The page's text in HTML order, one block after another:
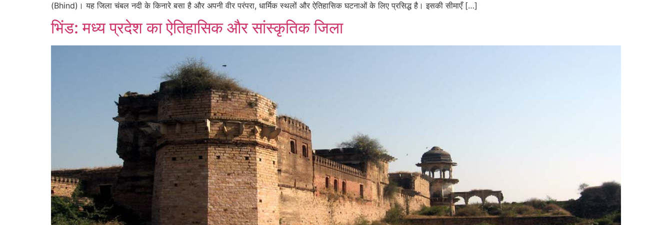
(Bhind)। यह जिला चंबल नदी के किनारे बसा है और अपनी वीर परंपरा, धार्मिक स्थलों और ऐतिहासिक घटनाओं के लिए प्रसिद्ध है। इसकी सीमाएँ […]
भिंड: मध्य प्रदेश का ऐतिहासिक और सांस्कृतिक जिला